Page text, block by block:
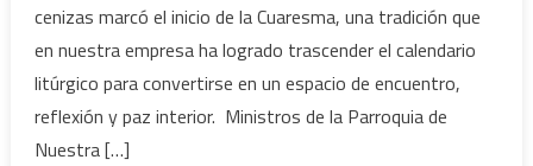
cenizas marcó el inicio de la Cuaresma, una tradición que
en nuestra empresa ha logrado trascender el calendario
litúrgico para convertirse en un espacio de encuentro,
reflexión y paz interior. Ministros de la Parroquia de
Nuestra […]